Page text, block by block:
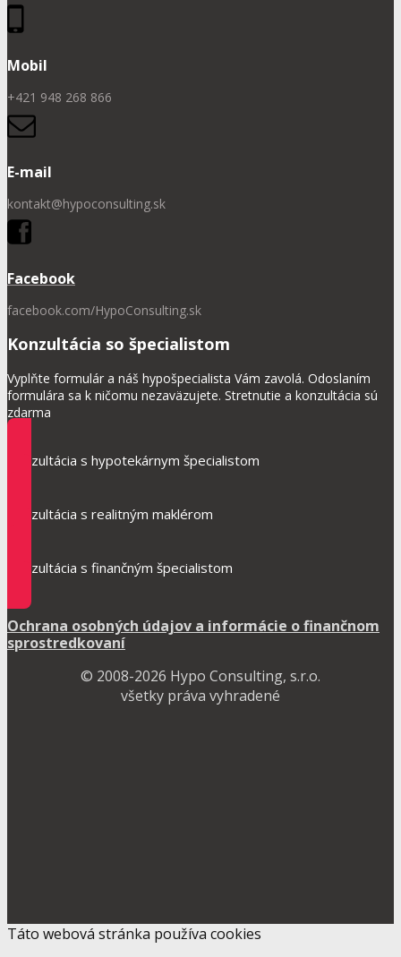
Mobil
+421 948 268 866
E-mail
kontakt@hypoconsulting.sk
Facebook
facebook.com/HypoConsulting.sk
Konzultácia so špecialistom
Vyplňte formulár a náš hypošpecialista Vám zavolá. Odoslaním
formulára sa k ničomu nezaväzujete. Stretnutie a konzultácia sú
zdarma
Konzultácia s hypotekárnym špecialistom
Konzultácia s realitným maklérom
Konzultácia s finančným špecialistom
Ochrana osobných údajov a informácie o finančnom
sprostredkovaní
© 2008-2026 Hypo Consulting, s.r.o.
všetky práva vyhradené
Táto webová stránka používa cookies